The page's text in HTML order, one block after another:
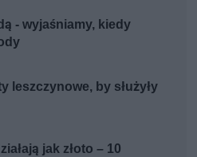
- wyjaśniamy, kiedy
leszczynowe, by służyły
jak złoto – 10